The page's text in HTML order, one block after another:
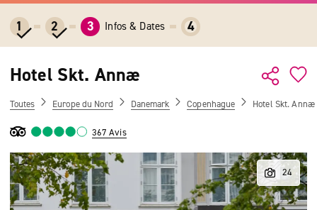
1 2 3 Infos & Dates 4
Hotel Skt. Annæ
Toutes Europe du Nord Danemark Copenhague Hotel Skt. Annæ
367 Avis